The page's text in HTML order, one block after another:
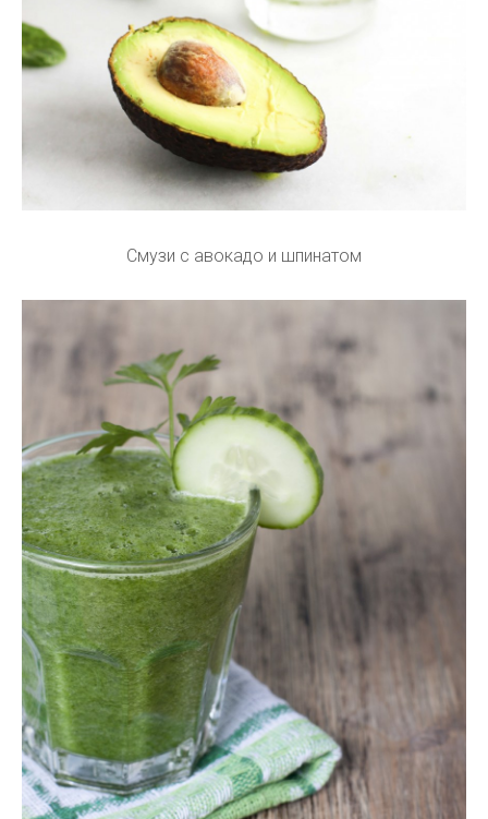
Смузи с авокадо и шпинатом